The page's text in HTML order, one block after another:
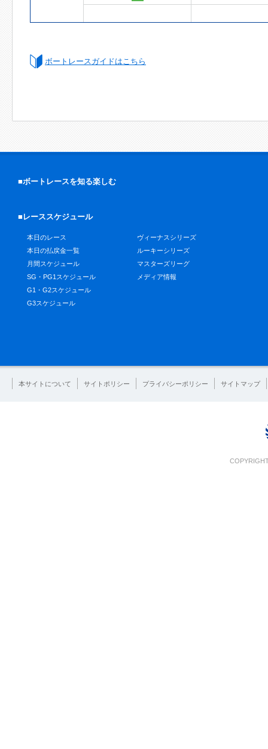
ボートレースガイドはこちら
■ボートレースを知る楽しむ
■レーススケジュール
本日のレース
本日の払戻金一覧
月間スケジュール
SG・PG1スケジュール
G1・G2スケジュール
G3スケジュール
ヴィーナスシリーズ
ルーキーシリーズ
マスターズリーグ
メディア情報
本サイトについて サイトポリシー プライバシーポリシー サイトマップ